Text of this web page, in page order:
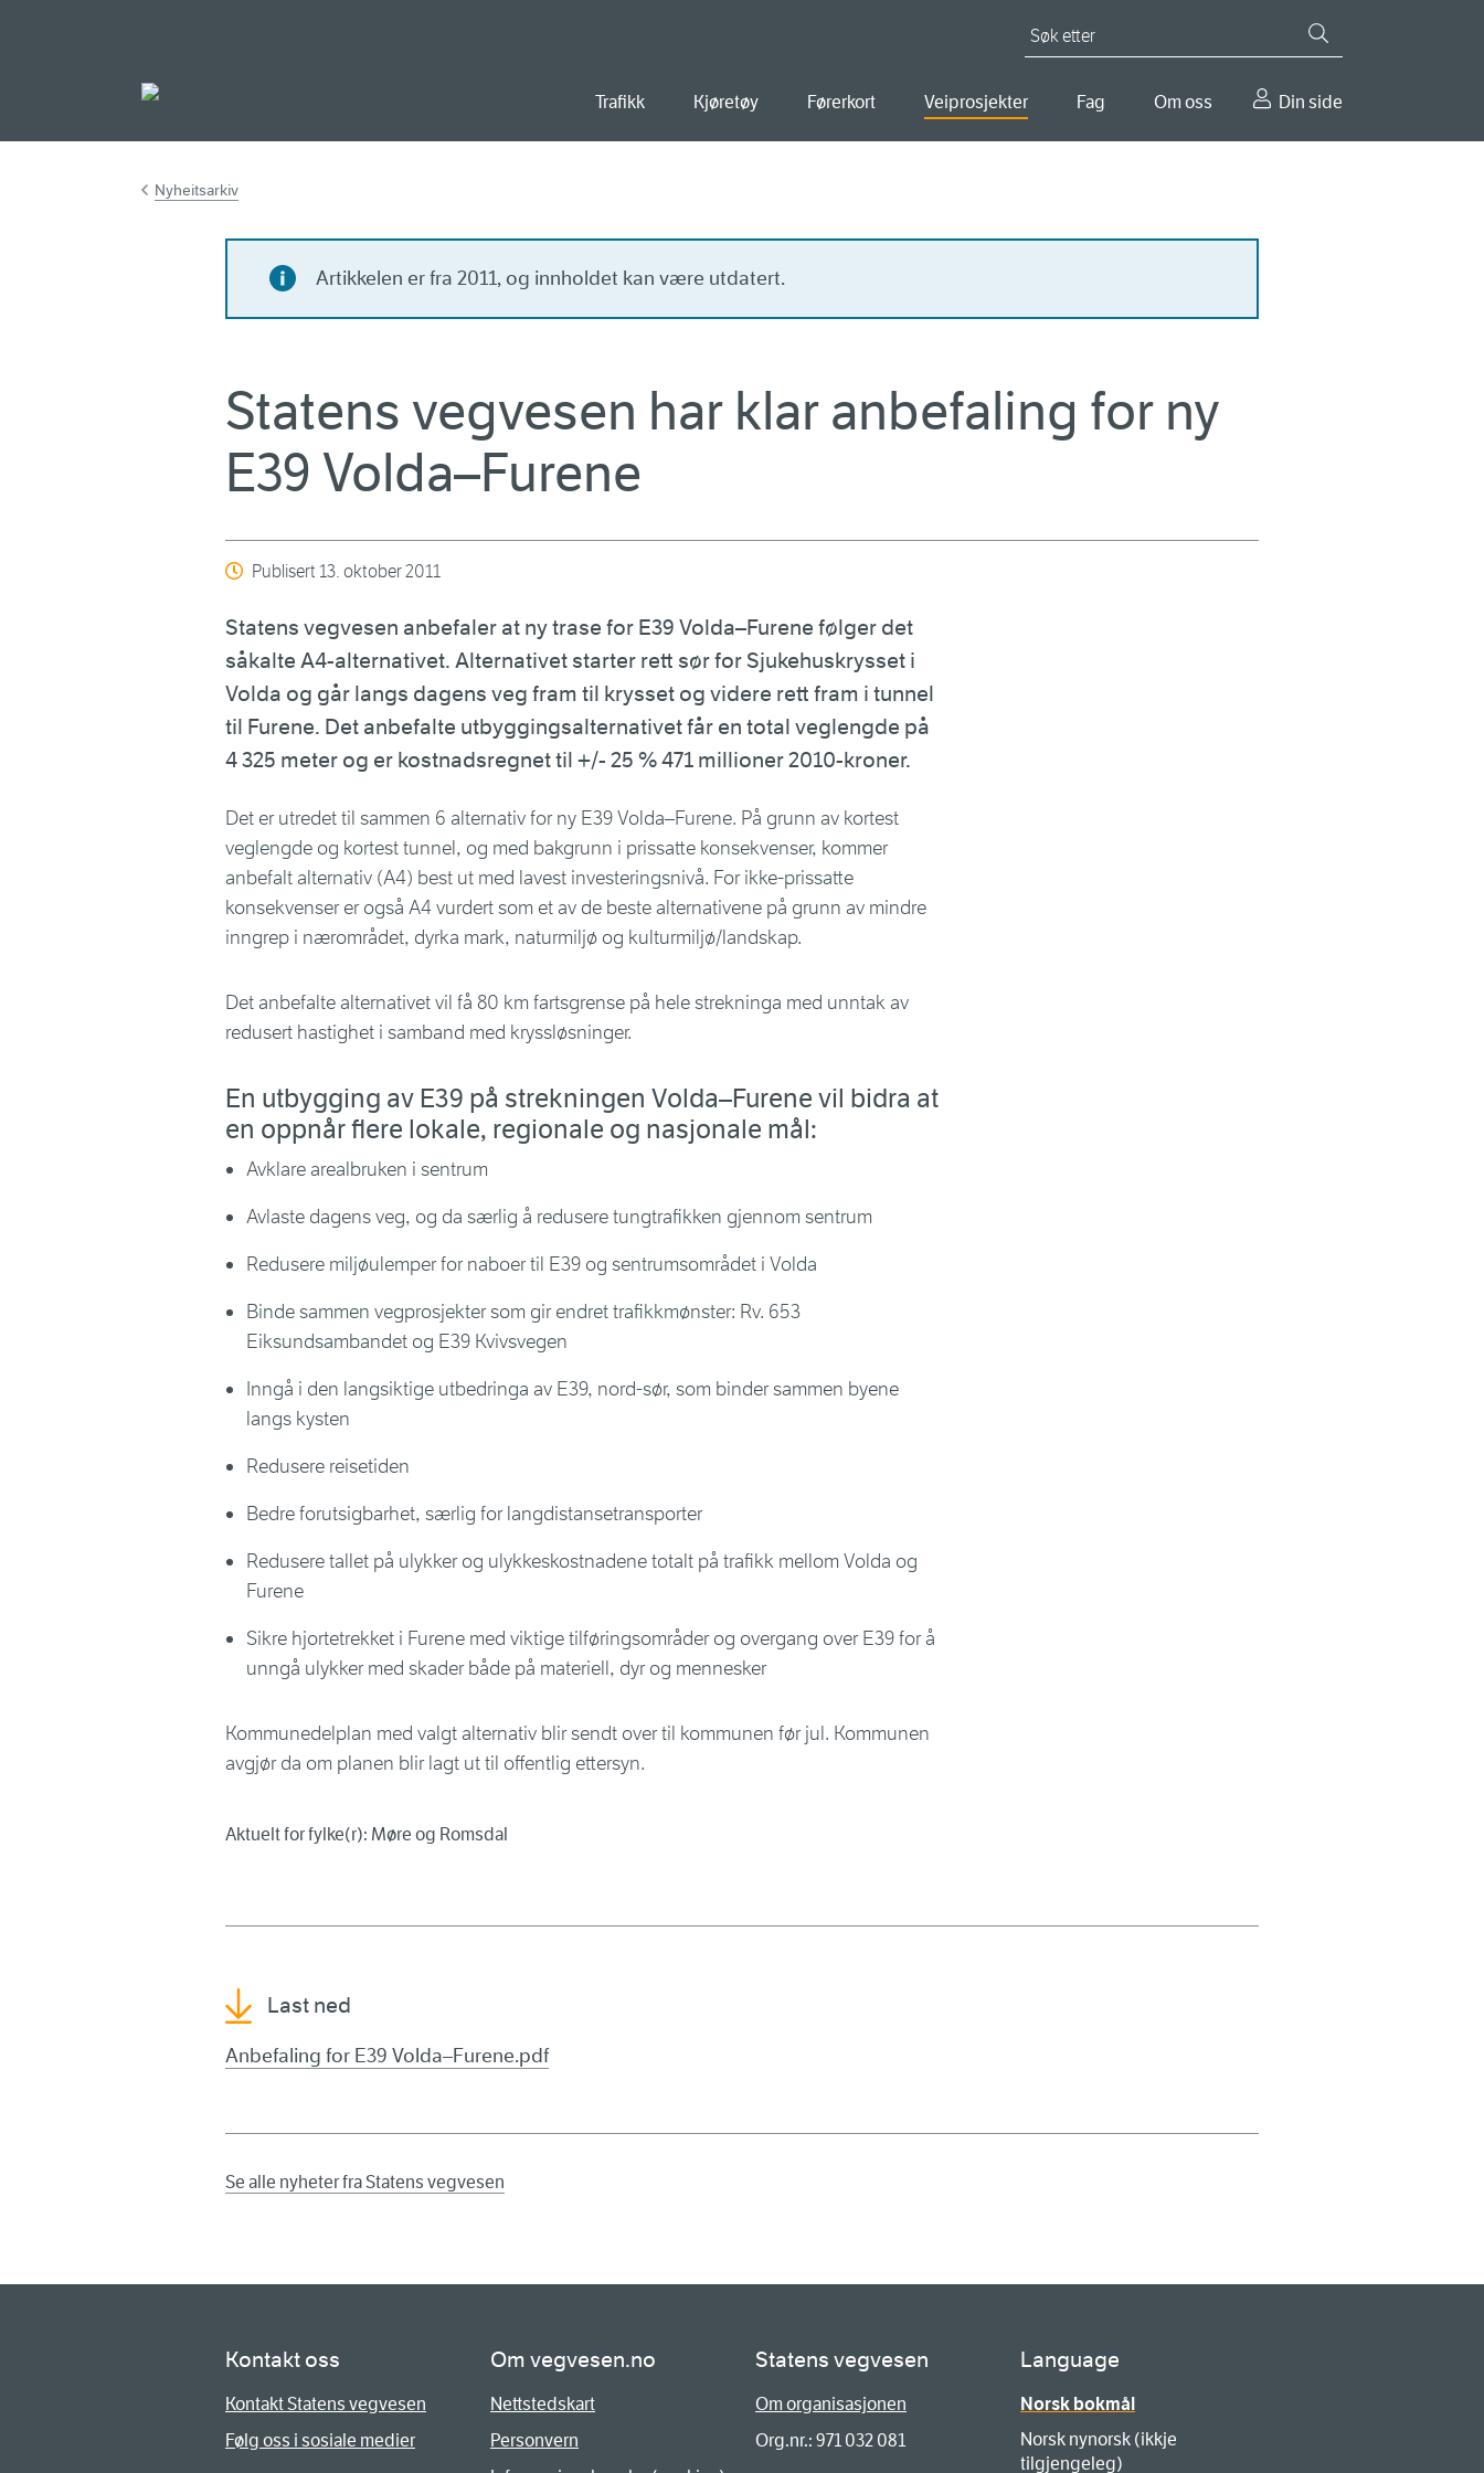
Trafikk Kjøretøy Førerkort Veiprosjekter Fag Om oss Din side
Nyheitsarkiv
Artikkelen er fra 2011, og innholdet kan være utdatert.
Statens vegvesen har klar anbefaling for ny
E39 Volda–Furene
Publisert13. oktober 2011
Statens vegvesen anbefaler at ny trase for E39 Volda–Furene følger det
såkalte A4-alternativet. Alternativet starter rett sør for Sjukehuskrysset i
Volda og går langs dagens veg fram til krysset og videre rett fram i tunnel
til Furene. Det anbefalte utbyggingsalternativet får en total veglengde på
4 325 meter og er kostnadsregnet til +/- 25 % 471 millioner 2010-kroner.
Det er utredet til sammen 6 alternativ for ny E39 Volda–Furene. På grunn av kortest
veglengde og kortest tunnel, og med bakgrunn i prissatte konsekvenser, kommer
anbefalt alternativ (A4) best ut med lavest investeringsnivå. For ikke-prissatte
konsekvenser er også A4 vurdert som et av de beste alternativene på grunn av mindre
inngrep i nærområdet, dyrka mark, naturmiljø og kulturmiljø/landskap.
Det anbefalte alternativet vil få 80 km fartsgrense på hele strekninga med unntak av
redusert hastighet i samband med kryssløsninger.
En utbygging av E39 på strekningen Volda–Furene vil bidra at
en oppnår flere lokale, regionale og nasjonale mål:
Avklare arealbruken i sentrum
Avlaste dagens veg, og da særlig å redusere tungtrafikken gjennom sentrum
Redusere miljøulemper for naboer til E39 og sentrumsområdet i Volda
Binde sammen vegprosjekter som gir endret trafikkmønster: Rv. 653
Eiksundsambandet og E39 Kvivsvegen
Inngå i den langsiktige utbedringa av E39, nord-sør, som binder sammen byene
langs kysten
Redusere reisetiden
Bedre forutsigbarhet, særlig for langdistansetransporter
Redusere tallet på ulykker og ulykkeskostnadene totalt på trafikk mellom Volda og
Furene
Sikre hjortetrekket i Furene med viktige tilføringsområder og overgang over E39 for å
unngå ulykker med skader både på materiell, dyr og mennesker
Kommunedelplan med valgt alternativ blir sendt over til kommunen før jul. Kommunen
avgjør da om planen blir lagt ut til offentlig ettersyn.
Aktuelt for fylke(r): Møre og Romsdal
Last ned
Anbefaling for E39 Volda–Furene.pdf
Se alle nyheter fra Statens vegvesen
Kontakt oss
Kontakt Statens vegvesen
Følg oss i sosiale medier
Om vegvesen.no
Nettstedskart
Personvern
Statens vegvesen
Om organisasjonen
Org.nr.: 971 032 081
Language
Norsk bokmål
Norsk nynorsk (ikkje
tilgjengeleg)